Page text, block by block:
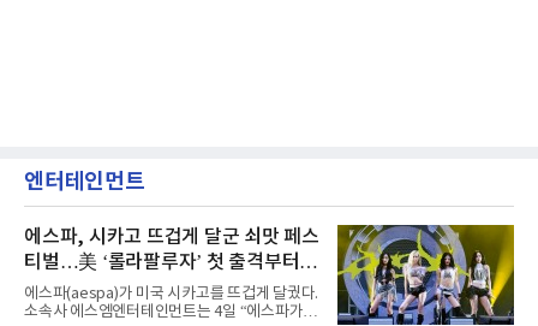
엔터테인먼트
에스파, 시카고 뜨겁게 달군 쇠맛 페스
티벌…美 ‘롤라팔루자’ 첫 출격부터
증명한 존재감
에스파(aespa)가 미국 시카고를 뜨겁게 달궜다.
소속사 에스엠엔터테인먼트는 4일 “에스파가